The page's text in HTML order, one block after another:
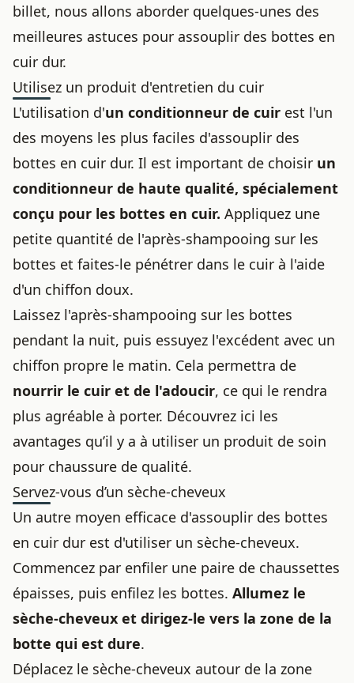
billet, nous allons aborder quelques-unes des
meilleures astuces pour assouplir des bottes en
cuir dur.
Utilisez un produit d'entretien du cuir
L'utilisation d'un conditionneur de cuir est l'un
des moyens les plus faciles d'assouplir des
bottes en cuir dur. Il est important de choisir un
conditionneur de haute qualité, spécialement
conçu pour les bottes en cuir. Appliquez une
petite quantité de l'après-shampooing sur les
bottes et faites-le pénétrer dans le cuir à l'aide
d'un chiffon doux.
Laissez l'après-shampooing sur les bottes
pendant la nuit, puis essuyez l'excédent avec un
chiffon propre le matin. Cela permettra de
nourrir le cuir et de l'adoucir, ce qui le rendra
plus agréable à porter. Découvrez ici les
avantages qu’il y a à utiliser un produit de soin
pour chaussure de qualité.
Servez-vous d’un sèche-cheveux
Un autre moyen efficace d'assouplir des bottes
en cuir dur est d'utiliser un sèche-cheveux.
Commencez par enfiler une paire de chaussettes
épaisses, puis enfilez les bottes. Allumez le
sèche-cheveux et dirigez-le vers la zone de la
botte qui est dure.
Déplacez le sèche-cheveux autour de la zone